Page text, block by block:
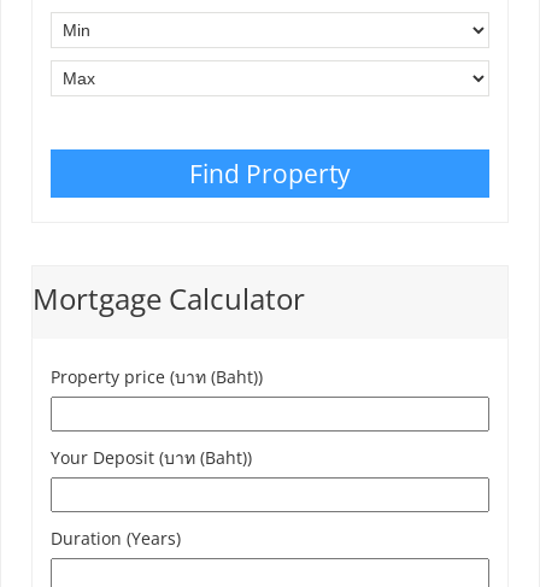
Find Property
Mortgage Calculator
Property price (บาท (Baht))
Your Deposit (บาท (Baht))
Duration (Years)